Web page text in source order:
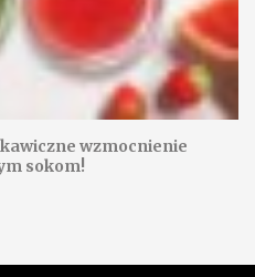
wzmocnienie
sokom!